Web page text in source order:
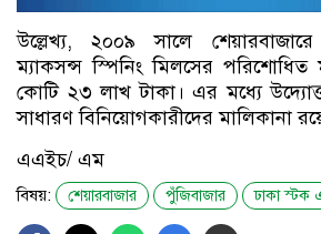
উল্লেখ্য, ২০০৯ সালে
ম্যাকসন্স স্পিনিং মিলসের
কোটি ২৩ লাখ টাকা। এর মধ্যে
সাধারণ বিনিয়োগকারীদের মালিকানা
এএইচ/ এম
বিষয়: শেয়ারবাজার পুঁজিবাজার ঢাকা স্টক